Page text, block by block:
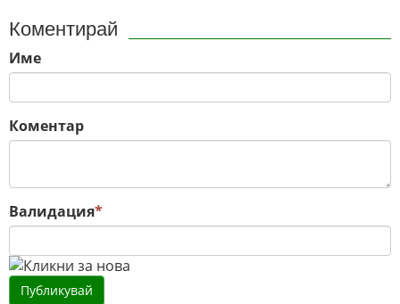
Коментирай
Име
Коментар
Валидация*